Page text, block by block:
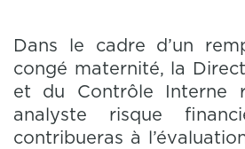
Dans le cadre d’un
congé maternité, la
et du Contrôle Interne
analyste risque
contribueras à